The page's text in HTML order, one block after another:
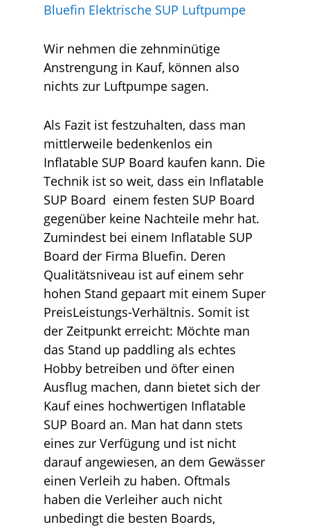
Bluefin Elektrische SUP Luftpumpe
Wir nehmen die zehnminütige
Anstrengung in Kauf, können also
nichts zur Luftpumpe sagen.
Als Fazit ist festzuhalten, dass man
mittlerweile bedenkenlos ein
Inflatable SUP Board kaufen kann. Die
Technik ist so weit, dass ein Inflatable
SUP Board einem festen SUP Board
gegenüber keine Nachteile mehr hat.
Zumindest bei einem Inflatable SUP
Board der Firma Bluefin. Deren
Qualitätsniveau ist auf einem sehr
hohen Stand gepaart mit einem Super
PreisLeistungs-Verhältnis. Somit ist
der Zeitpunkt erreicht: Möchte man
das Stand up paddling als echtes
Hobby betreiben und öfter einen
Ausflug machen, dann bietet sich der
Kauf eines hochwertigen Inflatable
SUP Board an. Man hat dann stets
eines zur Verfügung und ist nicht
darauf angewiesen, an dem Gewässer
einen Verleih zu haben. Oftmals
haben die Verleiher auch nicht
unbedingt die besten Boards,